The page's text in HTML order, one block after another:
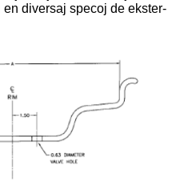
diversaj specoj de ekster-